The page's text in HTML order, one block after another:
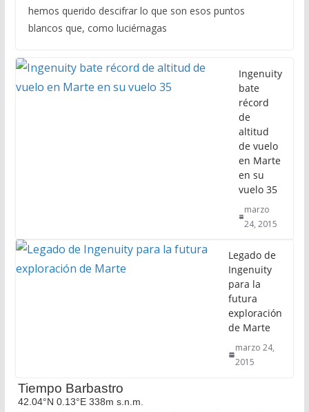
hemos querido descifrar lo que son esos puntos
blancos que, como luciérnagas
Ingenuity
bate
récord
de
altitud
de vuelo
en Marte
en su
vuelo 35
marzo
24, 2015
Legado de
Ingenuity
para la
futura
exploración
de Marte
marzo 24,
2015